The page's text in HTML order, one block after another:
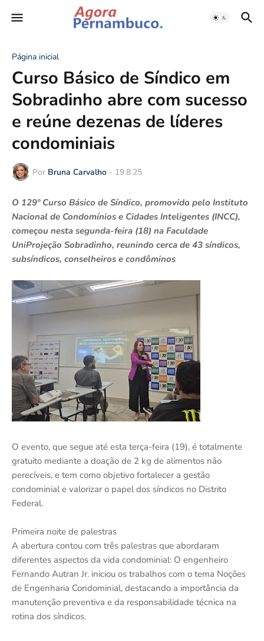
Página inicial
Curso Básico de Síndico em
Sobradinho abre com sucesso
e reúne dezenas de líderes
condominiais
Por Bruna Carvalho - 19.8.25
O 129º Curso Básico de Síndico, promovido pelo Instituto
Nacional de Condomínios e Cidades Inteligentes (INCC),
começou nesta segunda-feira (18) na Faculdade
UniProjeção Sobradinho, reunindo cerca de 43 síndicos,
subsíndicos, conselheiros e condôminos
O evento, que segue até esta terça-feira (19), é totalmente
gratuito mediante a doação de 2 kg de alimentos não
perecíveis, e tem como objetivo fortalecer a gestão
condominial e valorizar o papel dos síndicos no Distrito
Federal.
Primeira noite de palestras
A abertura contou com três palestras que abordaram
diferentes aspectos da vida condominial: O engenheiro
Fernando Autran Jr. iniciou os trabalhos com o tema Noções
de Engenharia Condominial, destacando a importância da
manutenção preventiva e da responsabilidade técnica na
rotina dos síndicos.